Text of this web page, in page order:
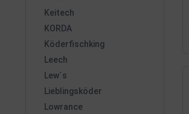
Keitech
KORDA
Köderfischking
Leech
Lew´s
Lieblingsköder
Lowrance